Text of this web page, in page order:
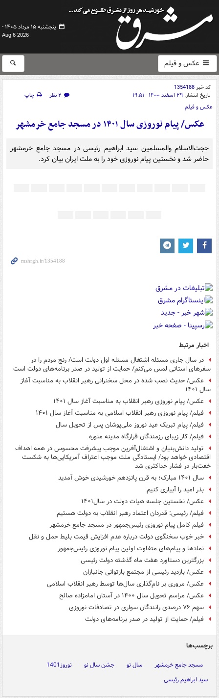
پنجشنبه ۱۵ مرداد ۱۴۰۵ -
Aug 6 2026
عکس و فیلم
کد خبر1354188
تاریخ انتشار: ۲۹ اسفند ۱۴۰۰ - ۱۹:۵۱ ۲ نظر
چاپ
عکس و فیلم
عکس/ پیام نوروزی سال ۱۴۰۱ در مسجد جامع خرمشهر
حجت‌الاسلام والمسلمین سید ابراهیم رئیسی در مسجد جامع خرمشهر
حاضر شد و نخستین پیام نوروزی خود را به ملت ایران بیان کرد.
اخبار مرتبط
در سال جاری مسئله اشتغال مسئله اول دولت است/ رنج مردم را در
سفرهای استانی لمس می‌کنم/ حمایت از تولید در صدر برنامه‌های دولت است
عکس/ حدیث نصب شده در محل سخنرانی رهبر انقلاب به مناسبت آغاز
سال ۱۴۰۱
عکس/ پیام نوروزی رهبر انقلاب به مناسبت آغاز سال ۱۴۰۱
فیلم/ پیام نوروزی رهبر انقلاب اسلامی به مناسبت آغاز سال ۱۴۰۱
فیلم/ پیام تبریک عید نوروز ملی‌پوشان پس از تحویل سال
فیلم/ کار زیبای رزمندگان قرارگاه مدینه منوره
تولید دانش‌بنیان و اشتغال‌آفرین موجب پیشرفت محسوس در همه اهداف
اقتصادی خواهد بود/ ایستادگی ملت موجب اعتراف آمریکایی‌ها به شکست
خفت‌بار در فشار حداکثری شد
سال ۱۴۰۱ مبارک؛ به قرن پانزدهم خورشیدی خوش آمدید
بذر امید را آبیاری کنیم
عکس/ نخستین جلسه هیات دولت در سال۱۴۰۱
فیلم/ رئیسی: قدردان اعتماد رهبر انقلاب به دولت هستیم
فیلم کامل پیام نوروزی رئیس‌جمهور در مسجد جامع خرمشهر
خبر خوب سخنگوی دولت درباره عدم افزایش قیمت بلیط حمل و نقل
نمادها و پیام‌های متفاوت اولین پیام نوروزی رئیس‌جمهور
بزرگترین دستاورد هفت ماه گذشته دولت رئیسی
عکس/ بازدید رئیسی از مجتمع بازتوانی جانبازان
عکس/ مروری بر نام‌گذاری سال‌ها توسط رهبر انقلاب اسلامی
عکس/ مراسم تحویل سال ۱۴۰۰ در آستان امامزاده صالح
سهم ۷۶ درصدی رانندگان سواری در تصادفات نوروزی
فیلم/ حمایت از تولید در صدر برنامه‌های دولت
برچسب‌ها
مسجد جامع خرمشهر سال نو جشن سال نو
نوروز1401
سید ابراهیم رئیسی